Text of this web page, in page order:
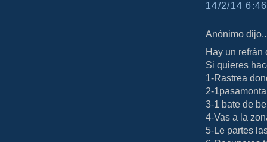
14/2/14
Anónimo
Hay un refrán
Si quieres
1-Rastrea
2-
3-1 bate de
4-Vas a la
5-Le partes